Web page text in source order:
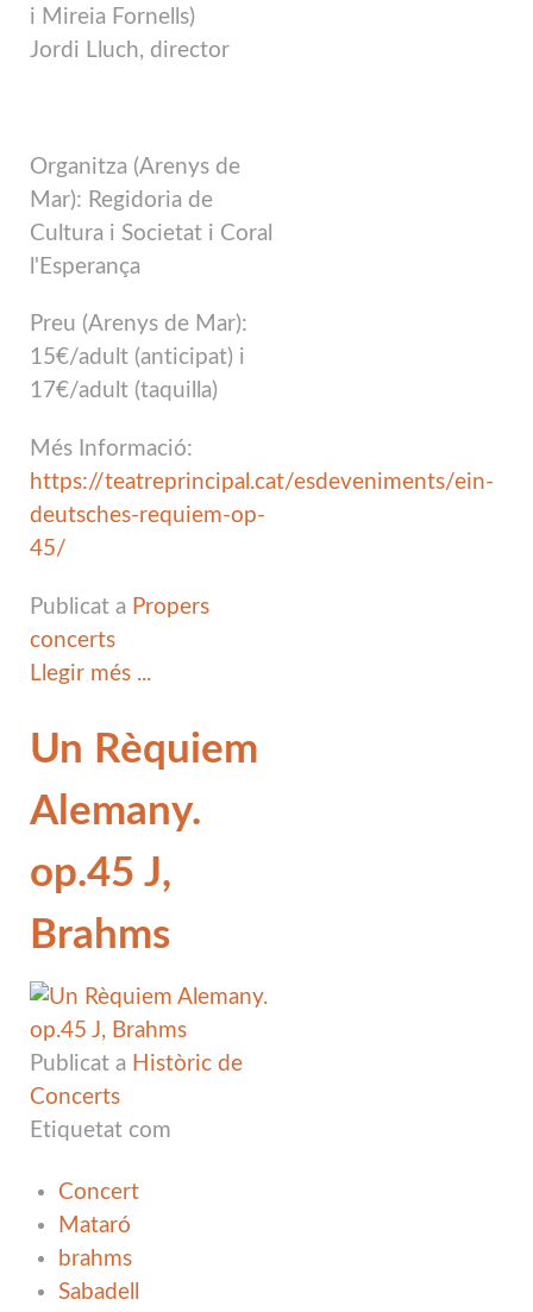
i Mireia Fornells)
Jordi Lluch, director
Organitza (Arenys de
Mar): Regidoria de
Cultura i Societat i Coral
l'Esperança
Preu (Arenys de Mar):
15€/adult (anticipat) i
17€/adult (taquilla)
Més Informació:
https://teatreprincipal.cat/esdeveniments/ein-
deutsches-requiem-op-
45/
Publicat a Propers
concerts
Llegir més ...
Un Rèquiem
Alemany.
op.45 J,
Brahms
Publicat a Històric de
Concerts
Etiquetat com
Concert
Mataró
brahms
Sabadell